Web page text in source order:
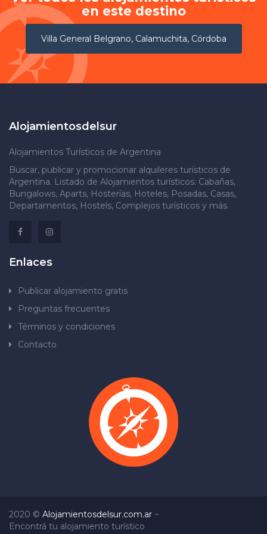
en este destino
Villa General Belgrano, Calamuchita, Córdoba
Alojamientosdelsur
Alojamientos Turísticos de Argentina
Buscar, publicar y promocionar alquileres turísticos de
Argentina. Listado de Alojamientos turísticos: Cabañas,
Bungalows, Aparts, Hosterías, Hoteles, Posadas, Casas,
Departamentos, Hostels, Complejos turísticos y más.
Enlaces
Publicar alojamiento gratis
Preguntas frecuentes
Términos y condiciones
Contacto
2020 © Alojamientosdelsur.com.ar ~
Encontrá tu alojamiento turístico